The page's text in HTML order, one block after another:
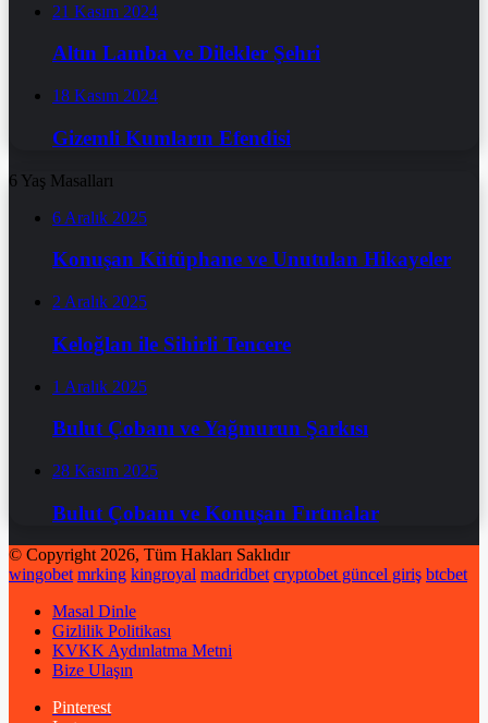
21 Kasım 2024
Altın Lamba ve Dilekler Şehri
18 Kasım 2024
Gizemli Kumların Efendisi
6 Yaş Masalları
6 Aralık 2025
Konuşan Kütüphane ve Unutulan Hikayeler
2 Aralık 2025
Keloğlan ile Sihirli Tencere
1 Aralık 2025
Bulut Çobanı ve Yağmurun Şarkısı
28 Kasım 2025
Bulut Çobanı ve Konuşan Fırtınalar
© Copyright 2026, Tüm Hakları Saklıdır
wingobet mrking kingroyal madridbet cryptobet güncel giriş btcbet
Masal Dinle
Gizlilik Politikası
KVKK Aydınlatma Metni
Bize Ulaşın
Pinterest